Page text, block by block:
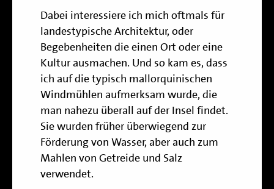
Dabei interessiere ich mich oftmals für
landestypische Architektur, oder
Begebenheiten die einen Ort oder eine
Kultur ausmachen. Und so kam es, dass
ich auf die typisch mallorquinischen
Windmühlen aufmerksam wurde, die
man nahezu überall auf der Insel findet.
Sie wurden früher überwiegend zur
Förderung von Wasser, aber auch zum
Mahlen von Getreide und Salz
verwendet.